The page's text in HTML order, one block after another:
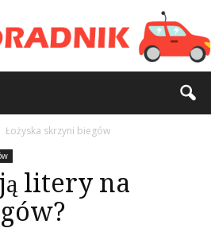
Łożyska skrzyni biegów
litery na